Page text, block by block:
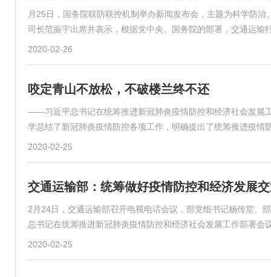
月25日，国务院联防联控机制举办新闻发布会，主题为科学防
司长范振宇出席并表示，根据党中央、国务院的部署，交通运输
2020-02-26
咬定青山不放松，不破楼兰终不还
——习近平总书记在统筹推进新冠肺炎疫情防控和经济社会发展
学总结了新冠肺炎疫情防控各项工作，明确提出了统筹推进疫情
2020-02-25
交通运输部：统筹做好疫情防控和经济发展
2月24日，交通运输部召开电视电话会议，部党组书记杨传堂、
总书记在统筹推进新冠肺炎疫情防控和经济社会发展工作部署会
2020-02-25